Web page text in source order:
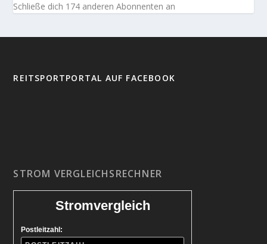
Schließe dich 174 anderen Abonnenten an
REITSPORTPORTAL AUF FACEBOOK
STROM VERGLEICHSRECHNER
Stromvergleich
Postleitzahl: